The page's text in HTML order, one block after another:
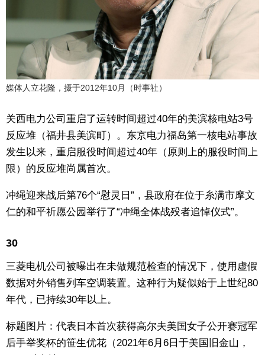
媒体人立花隆，摄于2012年10月（时事社）
关西电力公司重启了运转时间超过40年的美滨核电站3号
反应堆（福井县美滨町）。东京电力福岛第一核电站事故
发生以来，重启服役时间超过40年（原则上的服役时间上
限）的反应堆尚属首次。
冲绳迎来战后第76个“慰灵日”，县政府在位于糸满市摩文
仁的和平祈愿公园举行了“冲绳全体战殁者追悼仪式”。
30
三菱电机公司被曝出在未做规范检查的情况下，使用虚假
数据对外销售列车空调装置。这种行为疑似始于上世纪80
年代，已持续30年以上。
标题图片：代表日本首次获得高尔夫美国女子公开赛冠军
后手举奖杯的笹生优花（2021年6月6日于美国旧金山，